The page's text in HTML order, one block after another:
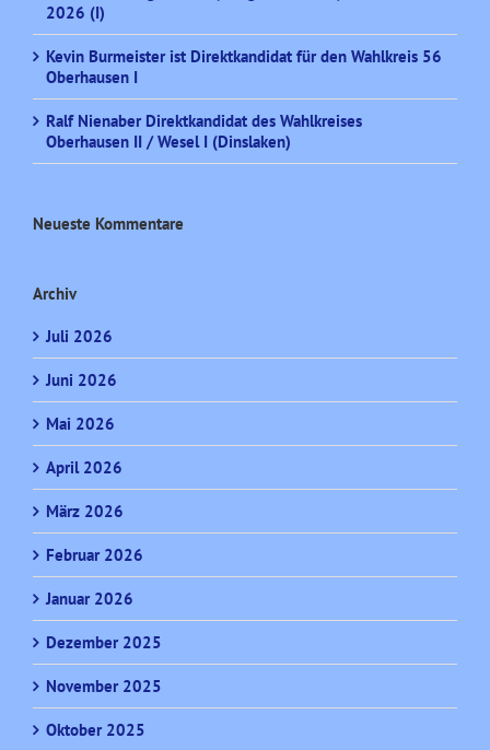
2026 (I)
Kevin Burmeister ist Direktkandidat für den Wahlkreis 56
Oberhausen I
Ralf Nienaber Direktkandidat des Wahlkreises
Oberhausen II / Wesel I (Dinslaken)
Neueste Kommentare
Archiv
Juli 2026
Juni 2026
Mai 2026
April 2026
März 2026
Februar 2026
Januar 2026
Dezember 2025
November 2025
Oktober 2025